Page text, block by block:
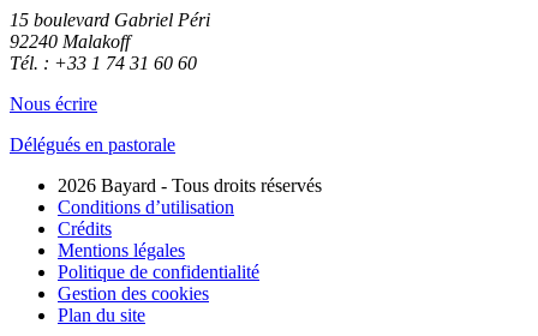
15 boulevard Gabriel Péri
92240 Malakoff
Tél. : +33 1 74 31 60 60
Nous écrire
Délégués en pastorale
2026 Bayard - Tous droits réservés
Conditions d’utilisation
Crédits
Mentions légales
Politique de confidentialité
Gestion des cookies
Plan du site